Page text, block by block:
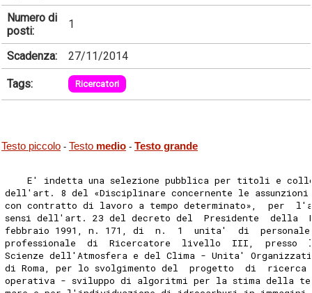
Numero di
posti:
1
Scadenza: 27/11/2014
Tags: Ricercatori
Testo piccolo - Testo medio - Testo grande
E' indetta una selezione pubblica per titoli e
dell'art. 8 del «Disciplinare concernente le
con contratto di lavoro a tempo determinato»,  per
sensi dell'art. 23 del decreto del  Presidente  della
febbraio 1991, n. 171, di  n.  1  unita'  di
professionale  di  Ricercatore  livello  III,
Scienze dell'Atmosfera e del Clima - Unita'
di Roma, per lo svolgimento del  progetto  di  ricerca
operativa - sviluppo di algoritmi per la stima della